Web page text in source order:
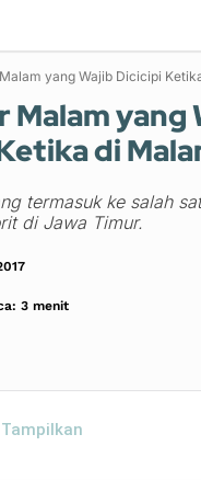
yang Wajib Dicicipi
Malam yang
di
termasuk ke salah
di Jawa Timur.
3 menit
Tampilkan